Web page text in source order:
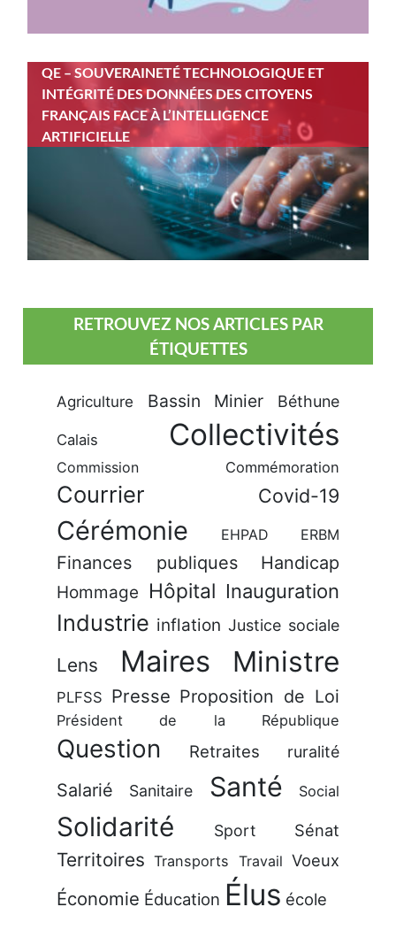
QE – SOUVERAINETÉ TECHNOLOGIQUE ET
INTÉGRITÉ DES DONNÉES DES CITOYENS
FRANÇAIS FACE À L’INTELLIGENCE
ARTIFICIELLE
RETROUVEZ NOS ARTICLES PAR
ÉTIQUETTES
Agriculture Bassin Minier Béthune
Calais Collectivités
Commission Commémoration
Courrier Covid-19
Cérémonie EHPAD ERBM
Finances publiques Handicap
Hommage Hôpital Inauguration
Industrie inflation Justice sociale
Lens Maires Ministre
PLFSS Presse Proposition de Loi
Président de la République
Question Retraites ruralité
Salarié Sanitaire Santé Social
Solidarité Sport Sénat
Territoires Transports Travail Voeux
Économie Éducation Élus école